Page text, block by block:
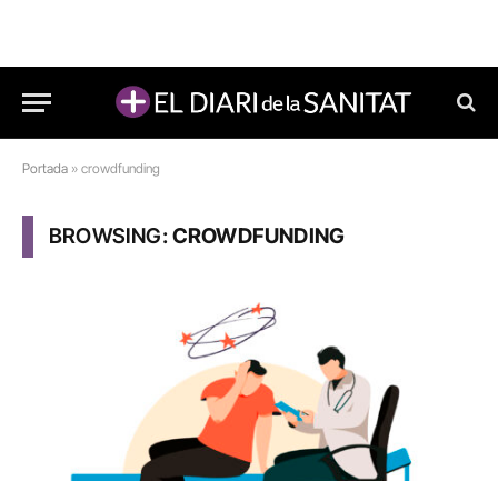
Portada » crowdfunding
BROWSING:CROWDFUNDING